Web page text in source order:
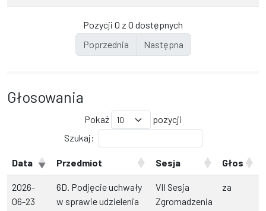
Pozycji 0 z 0 dostępnych
Poprzednia
Następna
Głosowania
Pokaż
pozycji
Szukaj:
Data Przedmiot Sesja Głos
2026-
06-23
6D. Podjęcie uchwały
w sprawie udzielenia
VII Sesja
Zgromadzenia
za